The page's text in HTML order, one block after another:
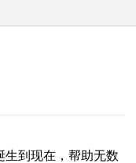
生到现在，帮助无数